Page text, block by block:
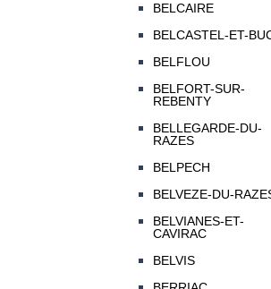
BELCAIRE
BELCASTEL-ET-
BELFLOU
BELFORT-SUR-
REBENTY
BELLEGARDE-DU-
RAZES
BELPECH
BELVEZE-DU-
BELVIANES-ET-
CAVIRAC
BELVIS